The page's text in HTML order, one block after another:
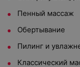
Пенный массаж
Обертывание
Пилинг и
Классический